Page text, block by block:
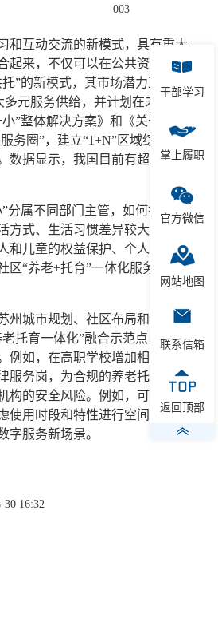
003
互动交流的新模式，具有重大
起来，不仅可以在公共资源、基
”的新模式，其市场潜力正逐渐
元服务供给，并计划在未来三
”整体解决方案》和《关于推进
务圈”，建立“1+N”区域综合老
数据显示，我国目前有超过36.2
属不同部门主管，如何打破部
式、生活习惯差异较大，目前
和儿童的权益保护、个人隐私保
“养老+托育”一体化服务模
。
城市规划、社区布局和经济发
托育一体化”融合示范点，逐步
如，在高职学校增加相关专业
服务岗，为合规的养老托育服务
的安全风险。例如，可与各社
用时段和特性进行空间有机融
数字服务新场景。
30 16:32
干部学习
掌上履职
官方微信
网站地图
联系信箱
返回顶部